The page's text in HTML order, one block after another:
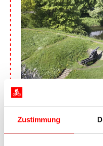
Zustimmung
In Middelfart radeln
das
der Stadt ist im